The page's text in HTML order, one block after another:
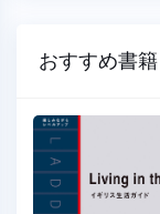
おすすめ書籍